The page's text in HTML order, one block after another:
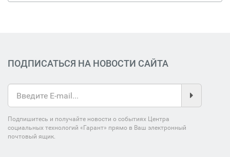
ПОДПИСАТЬСЯ НА НОВОСТИ САЙТА
Подпишитесь и получайте новости о событиях Центра
социальных технологий «Гарант» прямо в Ваш электронный
почтовый ящик.